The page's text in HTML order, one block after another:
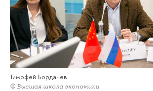
Тимофей Бордачев
© Высшая школа экономики